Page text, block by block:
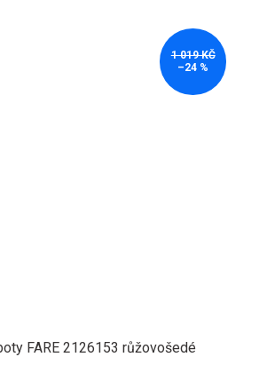
1 019 KČ
–24 %
FARE 2126153 růžovošedé